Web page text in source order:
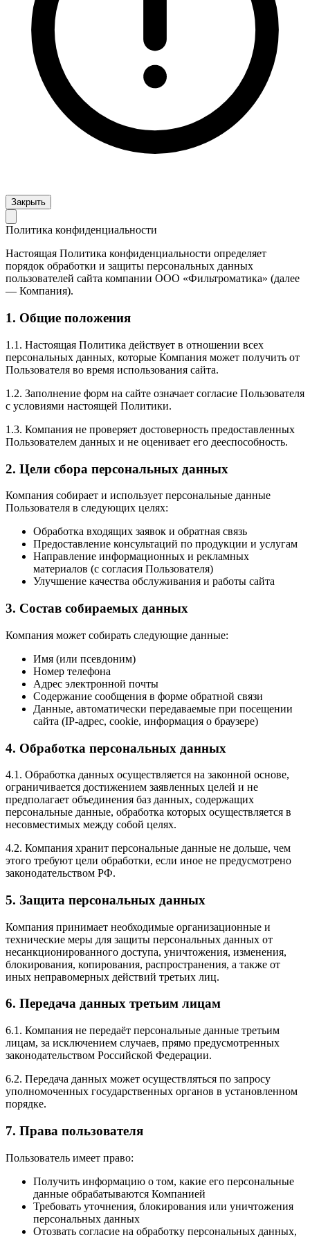
Закрыть
Политика конфиденциальности
Настоящая Политика конфиденциальности определяет
порядок обработки и защиты персональных данных
пользователей сайта компании ООО «Фильтроматика» (далее
— Компания).
1. Общие положения
1.1. Настоящая Политика действует в отношении всех
персональных данных, которые Компания может получить от
Пользователя во время использования сайта.
1.2. Заполнение форм на сайте означает согласие Пользователя
с условиями настоящей Политики.
1.3. Компания не проверяет достоверность предоставленных
Пользователем данных и не оценивает его дееспособность.
2. Цели сбора персональных данных
Компания собирает и использует персональные данные
Пользователя в следующих целях:
Обработка входящих заявок и обратная связь
Предоставление консультаций по продукции и услугам
Направление информационных и рекламных
материалов (с согласия Пользователя)
Улучшение качества обслуживания и работы сайта
3. Состав собираемых данных
Компания может собирать следующие данные:
Имя (или псевдоним)
Номер телефона
Адрес электронной почты
Содержание сообщения в форме обратной связи
Данные, автоматически передаваемые при посещении
сайта (IP-адрес, cookie, информация о браузере)
4. Обработка персональных данных
4.1. Обработка данных осуществляется на законной основе,
ограничивается достижением заявленных целей и не
предполагает объединения баз данных, содержащих
персональные данные, обработка которых осуществляется в
несовместимых между собой целях.
4.2. Компания хранит персональные данные не дольше, чем
этого требуют цели обработки, если иное не предусмотрено
законодательством РФ.
5. Защита персональных данных
Компания принимает необходимые организационные и
технические меры для защиты персональных данных от
несанкционированного доступа, уничтожения, изменения,
блокирования, копирования, распространения, а также от
иных неправомерных действий третьих лиц.
6. Передача данных третьим лицам
6.1. Компания не передаёт персональные данные третьим
лицам, за исключением случаев, прямо предусмотренных
законодательством Российской Федерации.
6.2. Передача данных может осуществляться по запросу
уполномоченных государственных органов в установленном
порядке.
7. Права пользователя
Пользователь имеет право:
Получить информацию о том, какие его персональные
данные обрабатываются Компанией
Требовать уточнения, блокирования или уничтожения
персональных данных
Отозвать согласие на обработку персональных данных,